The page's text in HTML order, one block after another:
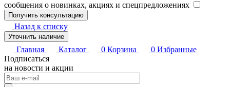
сообщения о новинках, акциях и спецпредложениях
Назад к списку
Уточнить наличие
Главная Каталог 0 Корзина 0 Избранные
Подписаться
на новости и акции